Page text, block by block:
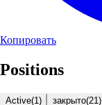
Копировать
Positions
Active(1) закрыто(21)